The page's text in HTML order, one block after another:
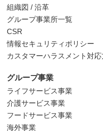
組織図 / 沿革
グループ事業所一覧
CSR
情報セキュリティポリシー
カスタマーハラスメント対
グループ事業
ライフサービス事業
介護サービス事業
フードサービス事業
海外事業